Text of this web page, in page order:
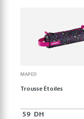
MAPED
Trousse Étoiles
59 DH